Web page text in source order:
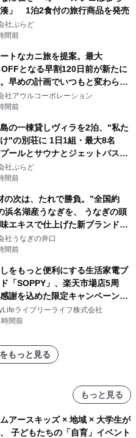
」 1泊2食付の旅行商品を発売
社ぷらど
間前
トなカニ旅を提案。最大
となる早割120日前が新たに
早めの計画でいつもと変わらぬ
冬旅を。ー夕日ヶ浦温泉「佳松
ふうか」ー
社アウルコーポレーション
間前
の一棟貸しヴィラを2泊、"私た
"の別荘に 1日1組・最大8名
ールとサウナとジェットバス付
Villa Mon Temps AWAJIの連泊
プラン
社ぷらど
間前
の次は、たれで勝負。”全国約
浜名湖産うなぎを、 うなぎの頭
エキスで仕上げた新ブランド
の誉」誕生
社うなぎの井口
間前
をもっと便利にする生活家電ブ
「SOPPY」、楽天市場店5周
謝を込めた限定キャンペーンを
日より開催
ライブリーライフ株式会社
間前
もっと見る
もっと見る
アースキッズ × 地域 × 大学生が
子どもたちの「自育」イベント